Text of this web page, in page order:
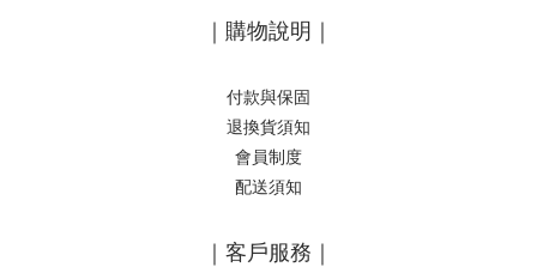
｜購物說明｜
付款與保固
退換貨須知
會員制度
配送須知
｜客戶服務｜